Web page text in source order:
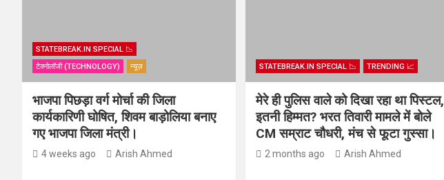
STATEBREAK.IN SPECIAL 📉
टेक्नोलॉजी (TECHNOLOGY)
न्यूज़
भाजपा पिछड़ा वर्ग मोर्चा की जिला
कार्यकारिणी घोषित, शिवम बाड़ोलिया बनाए
गए भाजपा जिला मंत्री।
4 weeks ago Arish Ahmed
STATEBREAK.IN SPECIAL 📉 TRENDING 📈
मेरे ही पुलिस वाले को दिखा रहा था पिस्टल,
इतनी हिम्मत? भरत तिवारी मामले में बोले
CM सम्राट चौधरी, मंच से फूटा गुस्सा।
2 months ago Arish Ahmed